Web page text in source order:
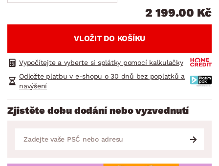
2 199.00 Kč
VLOŽIT DO KOŠÍKU
Vypočítejte a vyberte si splátky pomocí kalkulačky
Odložte platbu v e-shopu o 30 dnů bez poplatků a
navýšení
Zjistěte dobu dodání nebo vyzvednutí